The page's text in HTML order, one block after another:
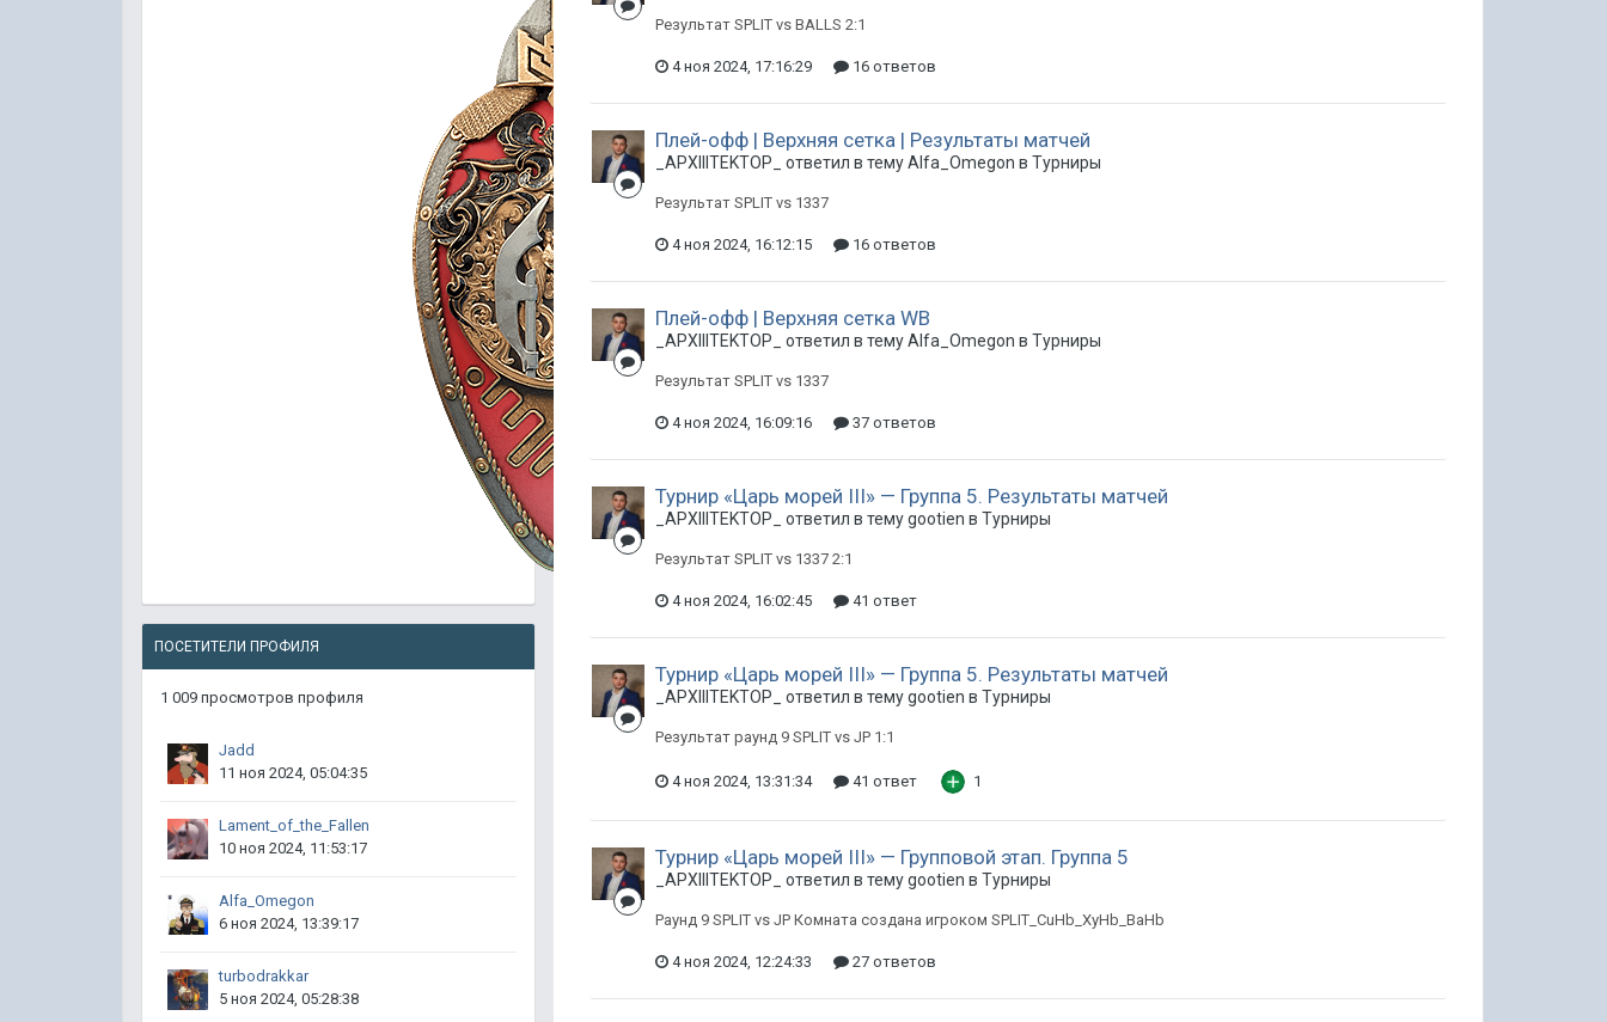
ПОСЕТИТЕЛИ ПРОФИЛЯ
1 009 просмотров профиля
Jadd
11 ноя 2024, 05:04:35
Lament_of_the_Fallen
10 ноя 2024, 11:53:17
Alfa_Omegon
6 ноя 2024, 13:39:17
turbodrakkar
5 ноя 2024, 05:28:38
Результат SPLIT vs BALLS 2:1
4 ноя 2024, 17:16:29 16 ответов
Плей-офф | Верхняя сетка | Результаты матчей
_APXIIITEKTOP_ ответил в тему Alfa_Omegon вТурниры
Результат SPLIT vs 1337
4 ноя 2024, 16:12:15 16 ответов
Плей-офф | Верхняя сетка WB
_APXIIITEKTOP_ ответил в тему Alfa_Omegon вТурниры
Результат SPLIT vs 1337
4 ноя 2024, 16:09:16 37 ответов
Турнир «Царь морей III» — Группа 5. Результаты матчей
_APXIIITEKTOP_ ответил в тему gootien вТурниры
Результат SPLIT vs 1337 2:1
4 ноя 2024, 16:02:45 41 ответ
Турнир «Царь морей III» — Группа 5. Результаты матчей
_APXIIITEKTOP_ ответил в тему gootien вТурниры
Результат раунд 9 SPLIT vs JP 1:1
4 ноя 2024, 13:31:34 41 ответ 1
Турнир «Царь морей III» — Групповой этап. Группа 5
_APXIIITEKTOP_ ответил в тему gootien вТурниры
Раунд 9 SPLIT vs JP Комната создана игроком SPLIT_CuHb_XyHb_BaHb
4 ноя 2024, 12:24:33 27 ответов